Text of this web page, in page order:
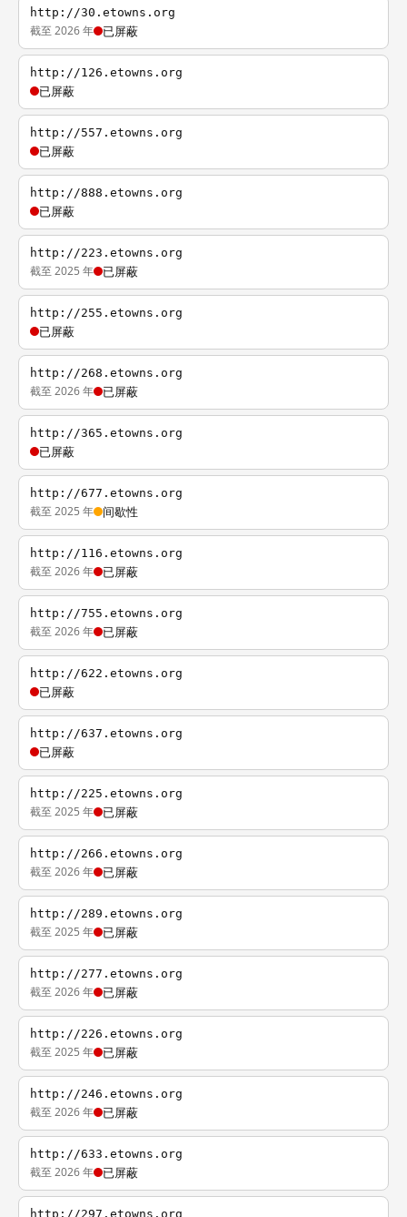
http://30.etowns.org
截至 2026 年 已屏蔽
http://126.etowns.org
已屏蔽
http://557.etowns.org
已屏蔽
http://888.etowns.org
已屏蔽
http://223.etowns.org
截至 2025 年 已屏蔽
http://255.etowns.org
已屏蔽
http://268.etowns.org
截至 2026 年 已屏蔽
http://365.etowns.org
已屏蔽
http://677.etowns.org
截至 2025 年 间歇性
http://116.etowns.org
截至 2026 年 已屏蔽
http://755.etowns.org
截至 2026 年 已屏蔽
http://622.etowns.org
已屏蔽
http://637.etowns.org
已屏蔽
http://225.etowns.org
截至 2025 年 已屏蔽
http://266.etowns.org
截至 2026 年 已屏蔽
http://289.etowns.org
截至 2025 年 已屏蔽
http://277.etowns.org
截至 2026 年 已屏蔽
http://226.etowns.org
截至 2025 年 已屏蔽
http://246.etowns.org
截至 2026 年 已屏蔽
http://633.etowns.org
截至 2026 年 已屏蔽
http://297.etowns.org